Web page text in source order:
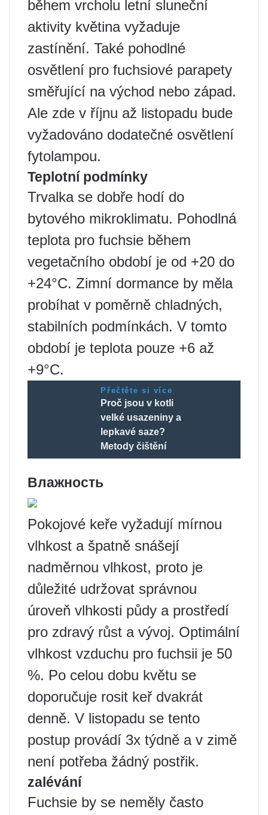
během vrcholu letní sluneční
aktivity květina vyžaduje
zastínění. Také pohodlné
osvětlení pro fuchsiové parapety
směřující na východ nebo západ.
Ale zde v říjnu až listopadu bude
vyžadováno dodatečné osvětlení
fytolampou.
Teplotní podmínky
Trvalka se dobře hodí do
bytového mikroklimatu. Pohodlná
teplota pro fuchsie během
vegetačního období je od +20 do
+24°C. Zimní dormance by měla
probíhat v poměrně chladných,
stabilních podmínkách. V tomto
období je teplota pouze +6 až
+9°C.
Přečtěte si více
Proč jsou v kotli
velké usazeniny a
lepkavé saze?
Metody čištění
Влажность
Pokojové keře vyžadují mírnou
vlhkost a špatně snášejí
nadměrnou vlhkost, proto je
důležité udržovat správnou
úroveň vlhkosti půdy a prostředí
pro zdravý růst a vývoj. Optimální
vlhkost vzduchu pro fuchsii je 50
%. Po celou dobu květu se
doporučuje rosit keř dvakrát
denně. V listopadu se tento
postup provádí 3x týdně a v zimě
není potřeba žádný postřik.
zalévání
Fuchsie by se neměly často